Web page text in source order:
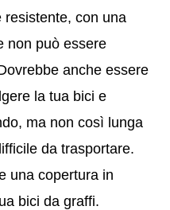
resistente, con una
non può essere
anche essere
la tua bici e
ma non così lunga
da trasportare.
una copertura in
bici da graffi.